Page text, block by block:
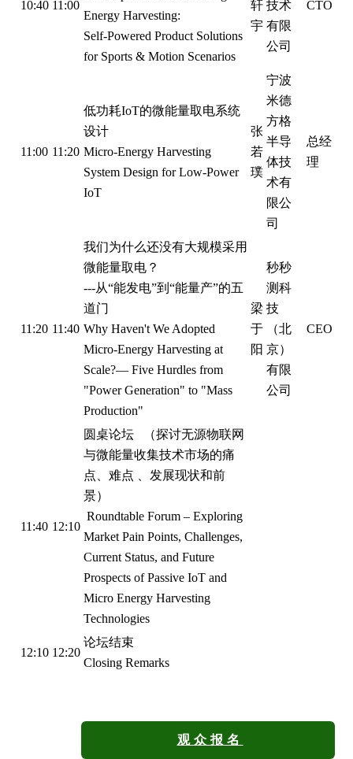
10:40 11:00
Energy Harvesting:
Self-Powered Product Solutions
for Sports & Motion Scenarios
轩
宇
技术
有限
公司
CTO
11:00 11:20
低功耗IoT的微能量取电系统
设计
Micro-Energy Harvesting
System Design for Low-Power
IoT
张
若
璞
宁波
米德
方格
半导
体技
术有
限公
司
总经
理
11:20 11:40
我们为什么还没有大规模采用
微能量取电？
---从“能发电”到“能量产”的五
道门
Why Haven't We Adopted
Micro-Energy Harvesting at
Scale?— Five Hurdles from
"Power Generation" to "Mass
Production"
梁
于
阳
秒秒
测科
技
（北
京）
有限
公司
CEO
11:40 12:10
圆桌论坛 （探讨无源物联网
与微能量收集技术市场的痛
点、难点 、发展现状和前
景）
Roundtable Forum – Exploring
Market Pain Points, Challenges,
Current Status, and Future
Prospects of Passive IoT and
Micro Energy Harvesting
Technologies
12:10 12:20
论坛结束
Closing Remarks
观众报名